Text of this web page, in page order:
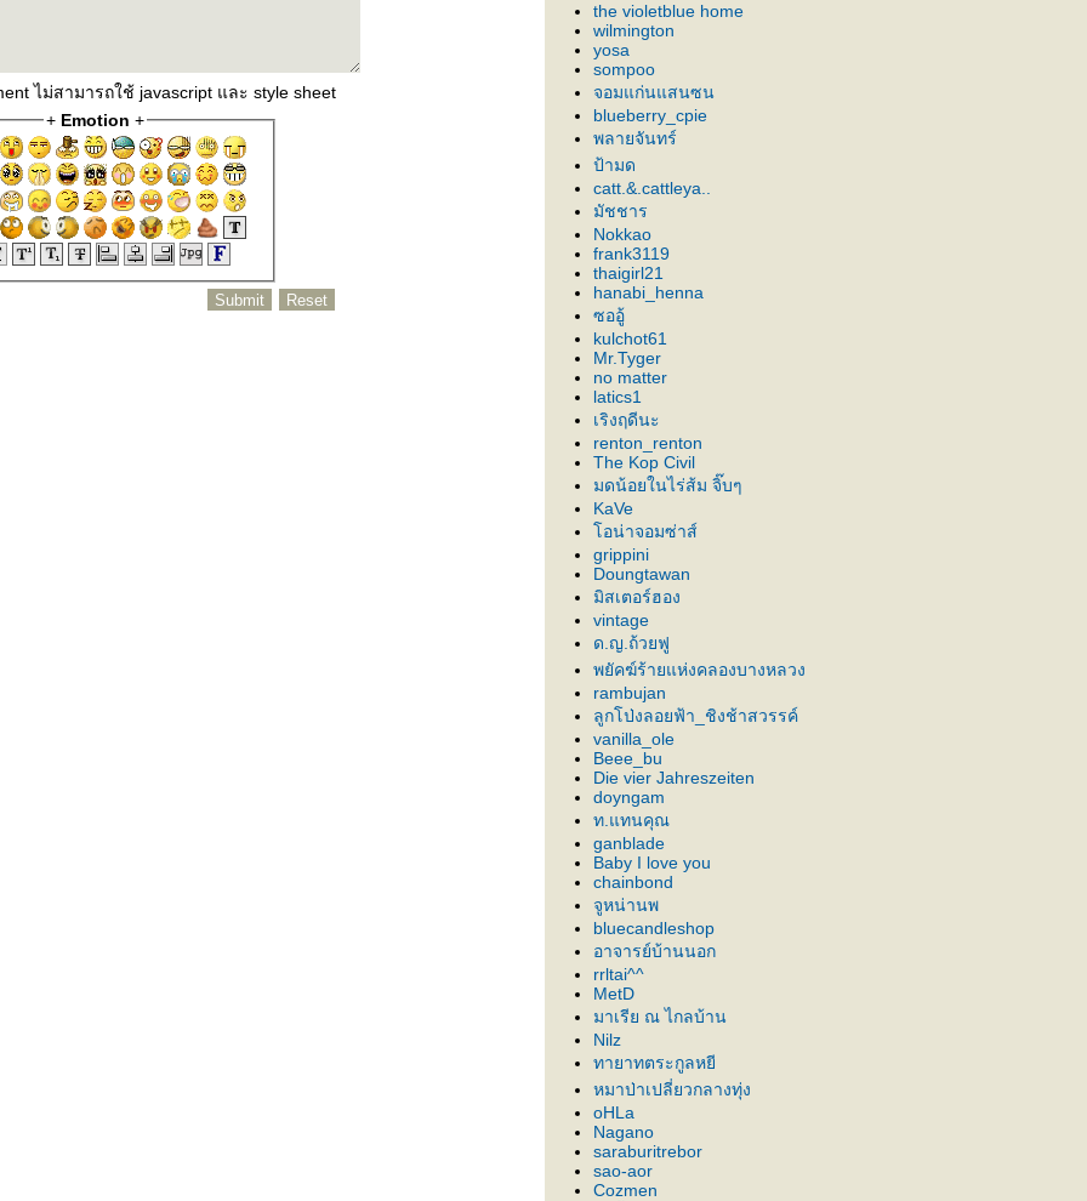
ไม่สามารถใช้ javascript และ style sheet
+ Emotion +
the violetblue home
wilmington
yosa
sompoo
จอมแก่นแสนซน
blueberry_cpie
พลายจันทร์
ป้ามด
catt.&.cattleya..
มัชชาร
Nokkao
frank3119
thaigirl21
hanabi_henna
ซออู้
kulchot61
Mr.Tyger
no matter
latics1
เริงฤดีนะ
renton_renton
The Kop Civil
มดน้อยในไร่ส้ม จิ๊บๆ
KaVe
อน่าจอมซ่าส์
grippini
Doungtawan
มิสเตอร์ฮอง
vintage
ด.ญ.ถ้วยฟู
พยัคฆ์ร้ายแห่งคลองบางหลวง
rambujan
ลูกโป่งลอยฟ้า_ชิงช้าสวรรค์
vanilla_ole
Beee_bu
Die vier Jahreszeiten
doyngam
ท.แทนคุณ
ganblade
Baby I love you
chainbond
จูหน่านพ
bluecandleshop
อาจารย์บ้านนอก
rrltai^^
MetD
มาเรีย ณ ไกลบ้าน
Nilz
ทายาทตระกูลหยี
หมาป่าเปลี่ยวกลางทุ่ง
oHLa
Nagano
saraburitrebor
sao-aor
Cozmen